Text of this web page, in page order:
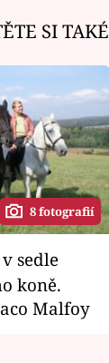
SI TAKÉ
8 fotografií
koně.
Malfoy